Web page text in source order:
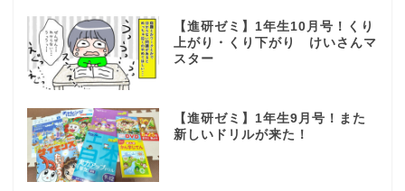
【進研ゼミ】1年生10月号！くり
上がり・くり下がり けいさんマ
スター
【進研ゼミ】1年生9月号！また
新しいドリルが来た！